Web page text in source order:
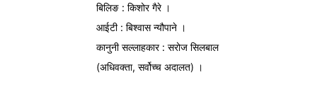
बिलिङ : किशोर गैरे ।
आईटी : बिश्वास न्यौपाने ।
कानुनी सल्लाहकार : सरोज सिलबाल
(अधिवक्ता, सर्वोच्च अदालत) ।